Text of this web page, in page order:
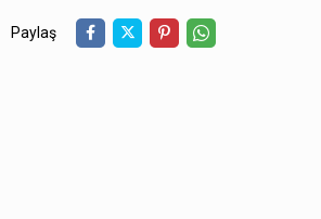
Paylaş